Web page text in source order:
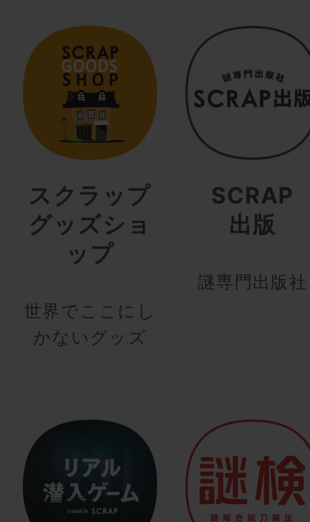
スクラップ
グッズショ
ップ
世界でここにし
かないグッズ
SCRAP
出版
謎専門出版社